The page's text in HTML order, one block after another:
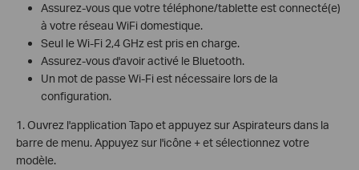
Assurez-vous que votre téléphone/tablette est connecté(e)
à votre réseau WiFi domestique.
Seul le Wi-Fi 2,4 GHz est pris en charge.
Assurez-vous d'avoir activé le Bluetooth.
Un mot de passe Wi-Fi est nécessaire lors de la
configuration.
1. Ouvrez l'application Tapo et appuyez sur Aspirateurs dans la
barre de menu. Appuyez sur l'icône + et sélectionnez votre
modèle.